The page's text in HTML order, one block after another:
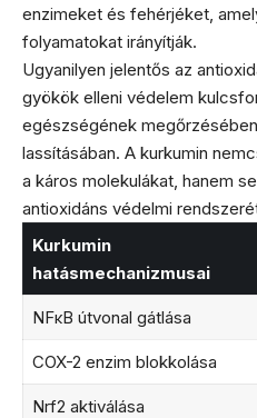
enzimeket és fehérjéket,
folyamatokat irányítják.
Ugyanilyen jelentős az
gyökök elleni védelem
egészségének
lassításában. A kurkumin
a káros molekulákat, hanem
antioxidáns védelmi
Kurkumin
hatásmechanizmusai
NFκB útvonal gátlása
COX-2 enzim blokkolása
Nrf2 aktiválása